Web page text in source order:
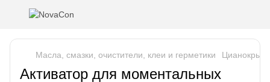
Масла, смазки, очистители, клеи и герметики
Активатор для моментальных